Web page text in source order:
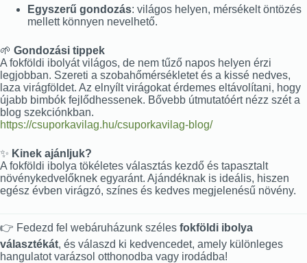
Egyszerű gondozás: világos helyen, mérsékelt öntözés
mellett könnyen nevelhető.
🌱 Gondozási tippek
A fokföldi ibolyát világos, de nem tűző napos helyen érzi
legjobban. Szereti a szobahőmérsékletet és a kissé nedves,
laza virágföldet. Az elnyílt virágokat érdemes eltávolítani, hogy
újabb bimbók fejlődhessenek. Bővebb útmutatóért nézz szét a
blog szekciónkban.
https://csuporkavilag.hu/csuporkavilag-blog/
✨ Kinek ajánljuk?
A fokföldi ibolya tökéletes választás kezdő és tapasztalt
növénykedvelőknek egyaránt. Ajándéknak is ideális, hiszen
egész évben virágzó, színes és kedves megjelenésű növény.
👉 Fedezd fel webáruházunk széles fokföldi ibolya
választékát, és válaszd ki kedvencedet, amely különleges
hangulatot varázsol otthonodba vagy irodádba!